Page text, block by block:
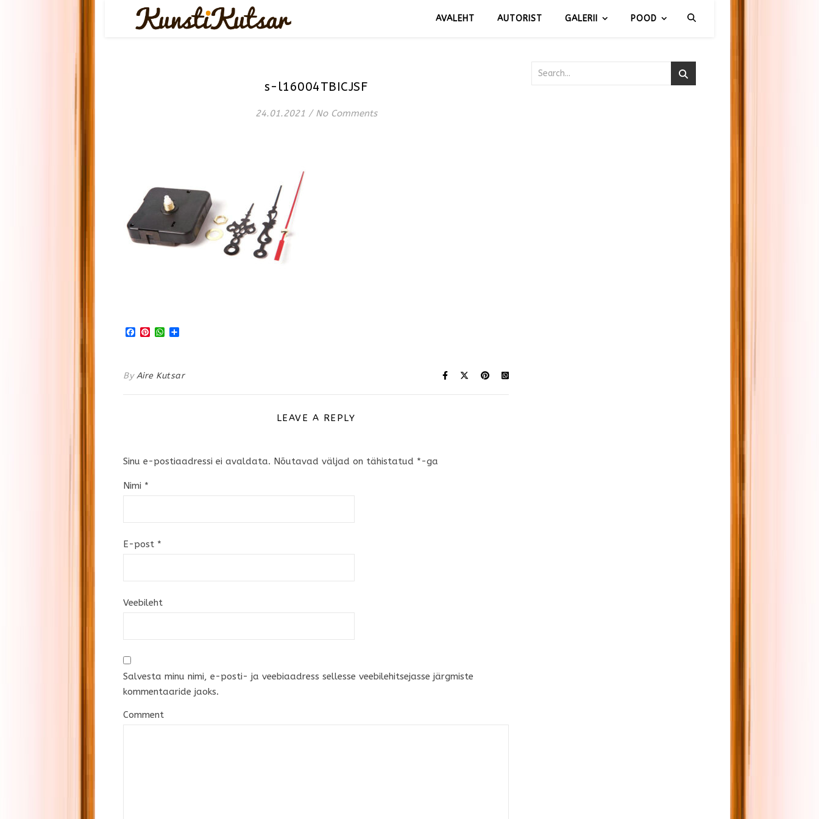
AVALEHT AUTORIST GALERII POOD
s-l16004TBICJSF
24.01.2021 / No Comments
Facebook
PinterestWhatsApp
ByAire Kutsar
LEAVE A REPLY
Sinu e-postiaadressi ei avaldata. Nõutavad väljad on tähistatud *-ga
Nimi *
E-post *
Veebileht
Salvesta minu nimi, e-posti- ja veebiaadress sellesse veebilehitsejasse järgmiste
kommentaaride jaoks.
Comment